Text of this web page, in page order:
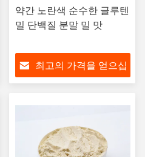
약간 노란색 순수한 글루텐
밀 단백질 분말 밀 맛
최고의 가격을 얻으십